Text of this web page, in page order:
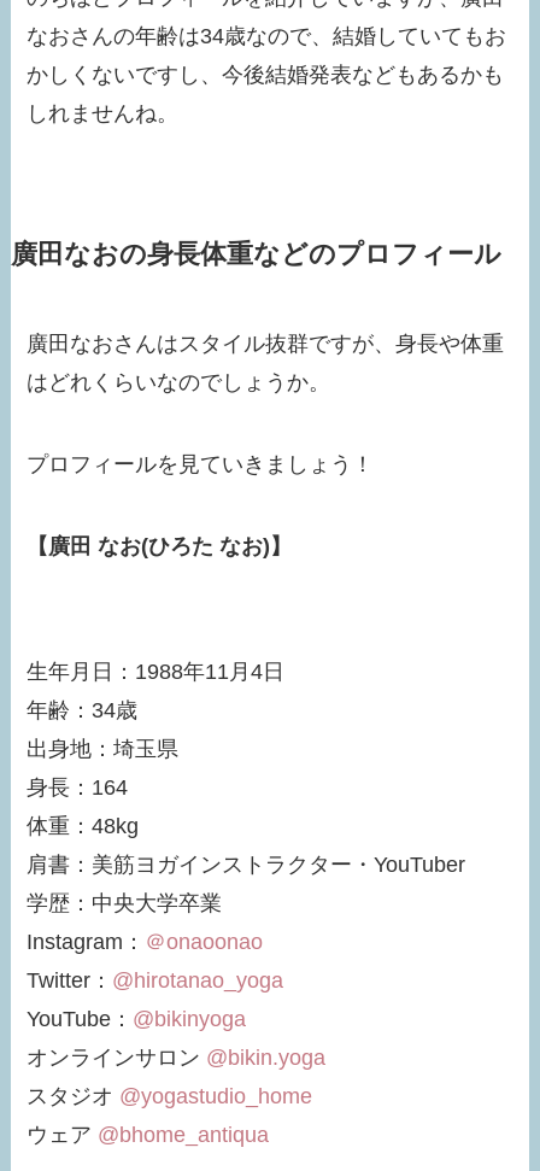
なおさんの年齢は34歳なので、結婚していてもお
かしくないですし、今後結婚発表などもあるかも
しれませんね。
廣田なおの身長体重などのプロフィール
廣田なおさんはスタイル抜群ですが、身長や体重
はどれくらいなのでしょうか。
プロフィールを見ていきましょう！
【廣田 なお(ひろた なお)】
生年月日：1988年11月4日
年齢：34歳
出身地：埼玉県
身長：164
体重：48kg
肩書：美筋ヨガインストラクター・YouTuber
学歴：中央大学卒業
Instagram： ＠onaoonao
Twitter： @hirotanao_yoga
YouTube： @bikinyoga
オンラインサロン @bikin.yoga
スタジオ @yogastudio_home
ウェア @bhome_antiqua